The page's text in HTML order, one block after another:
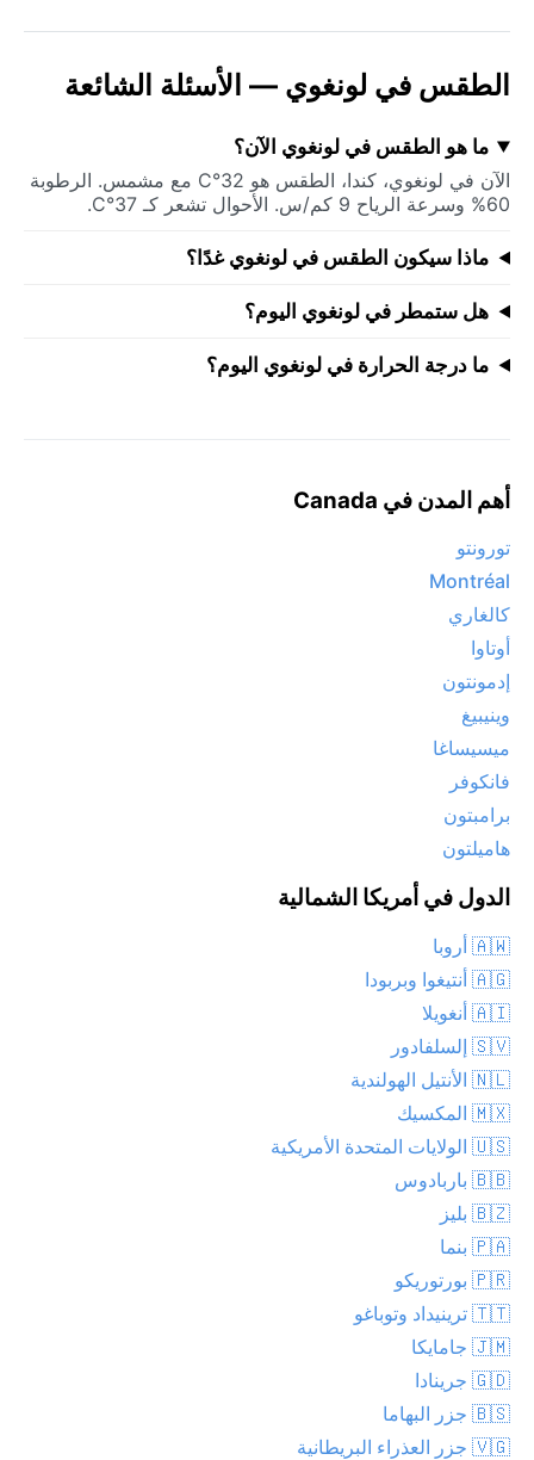
الطقس في لونغوي — الأسئلة الشائعة
ما هو الطقس في لونغوي الآن؟
الآن في لونغوي، كندا، الطقس هو 32°C مع مشمس. الرطوبة
60% وسرعة الرياح 9 كم/س. الأحوال تشعر كـ 37°C.
ماذا سيكون الطقس في لونغوي غدًا؟
هل ستمطر في لونغوي اليوم؟
ما درجة الحرارة في لونغوي اليوم؟
أهم المدن في Canada
تورونتو
Montréal
كالغاري
أوتاوا
إدمونتون
وينيبيغ
ميسيساغا
فانكوفر
برامبتون
هاميلتون
الدول في أمريكا الشمالية
🇦🇼 أروبا
🇦🇬 أنتيغوا وبربودا
🇦🇮 أنغويلا
🇸🇻 إلسلفادور
🇳🇱 الأنتيل الهولندية
🇲🇽 المكسيك
🇺🇸 الولايات المتحدة الأمريكية
🇧🇧 باربادوس
🇧🇿 بليز
🇵🇦 بنما
🇵🇷 بورتوريكو
🇹🇹 ترينيداد وتوباغو
🇯🇲 جامايكا
🇬🇩 جرينادا
🇧🇸 جزر البهاما
🇻🇬 جزر العذراء البريطانية